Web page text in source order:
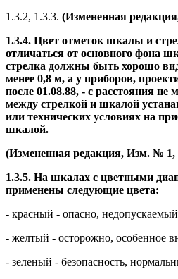
1.3.2, 1.3.3. (Измененная
1.3.4. Цвет отметок шкалы и
отличаться от основного фона
стрелка должны быть хорошо
менее 0,8 м, а у приборов,
после 01.08.88, - с расстояния не
между стрелкой и шкалой
или технических условиях на
шкалой.
(Измененная редакция, Изм. № 1,
1.3.5. На шкалах с цветными
применены следующие цвета:
- красный - опасно,
- желтый - осторожно, особенное
- зеленый - безопасность,